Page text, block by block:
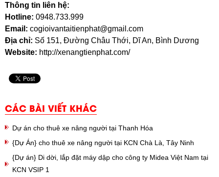
Thông tin liên hệ:
Hotline: 0948.733.999
Email: cogioivantaitienphat@gmail.com
Địa chỉ: Số 151, Đường Châu Thới, Dĩ An, Bình Dương
Website: http://xenangtienphat.com/
CÁC BÀI VIẾT KHÁC
Dự án cho thuê xe nâng người tại Thanh Hóa
{Dự Án} cho thuê xe nâng người tại KCN Chà Là, Tây Ninh
{Dự án} Di dời, lắp đặt máy dập cho công ty Midea Việt Nam tại
KCN VSIP 1